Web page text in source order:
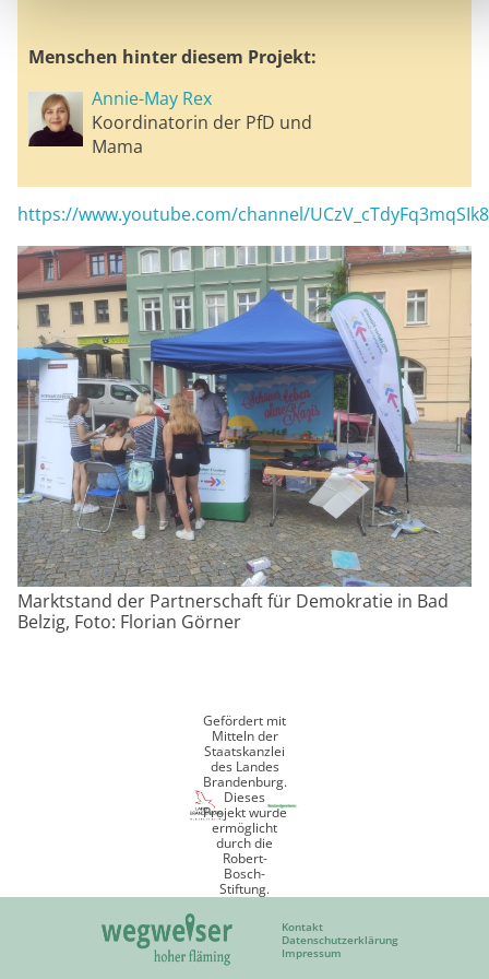
Menschen hinter diesem Projekt:
Annie-May Rex
Koordinatorin der PfD und
Mama
https://www.youtube.com/channel/
Marktstand der Partnerschaft für Demokratie in Bad
Belzig, Foto: Florian Görner
Gefördert mit
Mitteln der
Staatskanzlei
des Landes
Brandenburg.
Dieses
Projekt wurde
ermöglicht
durch die
Robert-
Bosch-
Stiftung.
Kontakt
Datenschutzerklärung
Impressum